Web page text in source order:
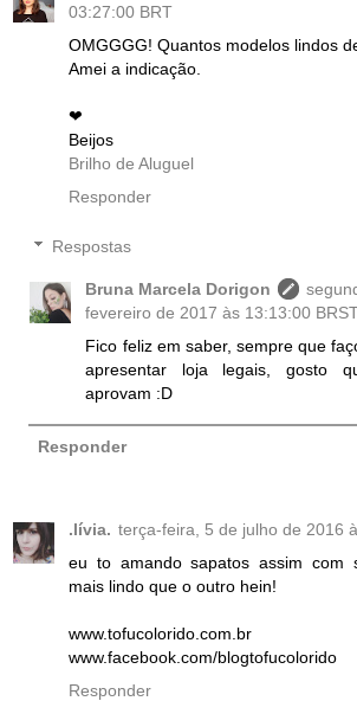
03:27:00 BRT
OMGGGG! Quantos modelos lindos
Amei a indicação.
❤
Beijos
Brilho de Aluguel
Responder
Respostas
Bruna Marcela Dorigon
fevereiro de 2017 às 13:13:00
Fico feliz em saber, sempre que
apresentar loja legais, gosto
aprovam :D
Responder
.lívia. terça-feira, 5 de julho de 2016
eu to amando sapatos assim com
mais lindo que o outro hein!
www.tofucolorido.com.br
www.facebook.com/blogtofucolorido
Responder